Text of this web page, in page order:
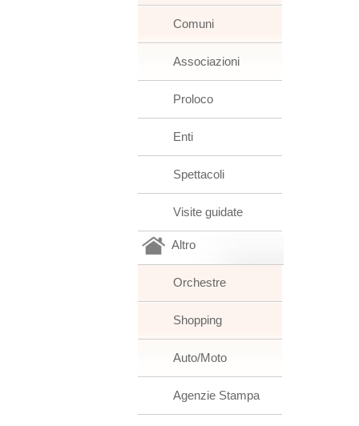
Comuni
Associazioni
Proloco
Enti
Spettacoli
Visite guidate
Altro
Orchestre
Shopping
Auto/Moto
Agenzie Stampa